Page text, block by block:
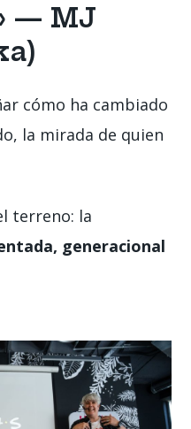
— MJ
cómo ha cambiado
la mirada de quien
terreno: la
generacional